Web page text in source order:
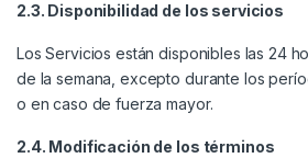
2.3. Disponibilidad de los servicios
Los Servicios están disponibles las 24
de la semana, excepto durante los
o en caso de fuerza mayor.
2.4. Modificación de los términos